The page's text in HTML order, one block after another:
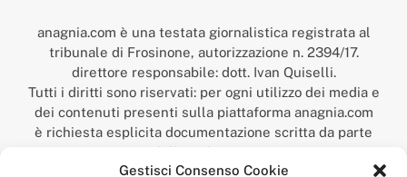
Gestisci Consenso Cookie
anagnia.com è una testata giornalistica registrata al
tribunale di Frosinone, autorizzazione n. 2394/17.
direttore responsabile: dott. Ivan Quiselli.
Tutti i diritti sono riservati: per ogni utilizzo dei media e
dei contenuti presenti sulla piattaforma anagnia.com
è richiesta esplicita documentazione scritta da parte
della redazione.
“Anagnia” è un marchio registrato presso l’Ufficio Italiano